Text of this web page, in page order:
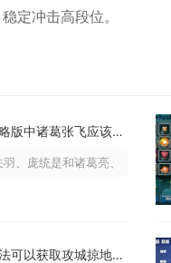
定冲击高段位。
三国志战略版中诸葛张飞应该和谁联手
羽、庞统是和诸葛亮、张飞组队
有哪些方法可以获取攻城掠地的练兵符